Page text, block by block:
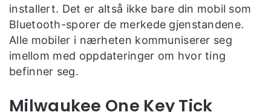
installert. Det er altså ikke bare din mobil som
Bluetooth-sporer de merkede gjenstandene.
Alle mobiler i nærheten kommuniserer seg
imellom med oppdateringer om hvor ting
befinner seg.
Milwaukee One Key Tick